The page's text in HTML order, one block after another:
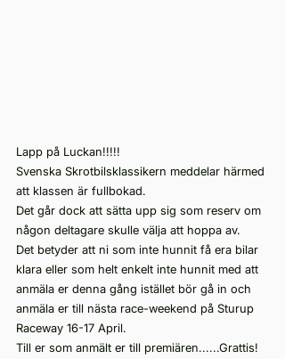
Lapp på Luckan!!!!!
Svenska Skrotbilsklassikern meddelar härmed
att klassen är fullbokad.
Det går dock att sätta upp sig som reserv om
någon deltagare skulle välja att hoppa av.
Det betyder att ni som inte hunnit få era bilar
klara eller som helt enkelt inte hunnit med att
anmäla er denna gång istället bör gå in och
anmäla er till nästa race-weekend på Sturup
Raceway 16-17 April.
Till er som anmält er till premiären......Grattis!